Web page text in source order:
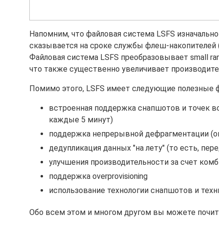
Напомним, что файловая система LSFS
сказывается на сроке службы флеш-
Файловая система LSFS преобразовывает small
что также существенно увеличивает
Помимо этого, LSFS имеет следующие полезные
встроенная поддержка снапшотов и точек
каждые 5 минут)
поддержка непрерывной дефрагментации
дедупликация данных "на лету" (то есть,
улучшения производительности за счет
поддержка overprovisioning
использование технологии снапшотов и
Обо всем этом и многом другом вы можете